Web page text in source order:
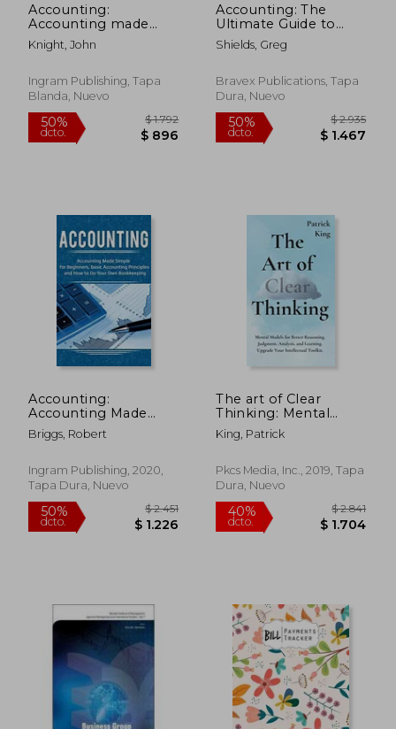
Accounting:
Accounting made
simple, basic
accounting
to do your own
bookkeeping (en
Knight, John
Ingram Publishing, Tapa
Blanda, Nuevo
50%
Accounting: The
Ultimate Guide to
Accounting
Principles, Financial
Management
Accounting (en
Shields, Greg
Bravex Publications, Tapa
Dura, Nuevo
50%
dcto.
Accounting:
Accounting Made
Simple for Beginners,
Basic Accounting
do Your own
Bookkeeping (en
Briggs, Robert
Ingram Publishing, 2020,
Tapa Dura, Nuevo
The art of Clear
Thinking: Mental
Models for Better
Reasoning,
and Learning.
Upgrade Your
(en Inglés)
King, Patrick
Pkcs Media, Inc., 2019, Tapa
Dura, Nuevo